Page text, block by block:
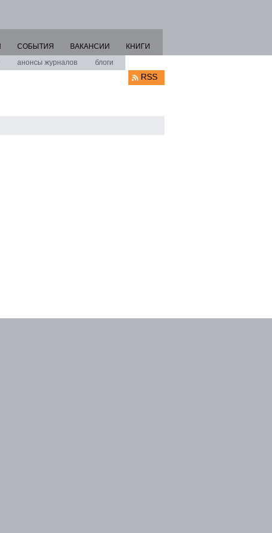
анонсы журналов блоги
СОБЫТИЯ ВАКАНСИИ КНИГИ
RSS